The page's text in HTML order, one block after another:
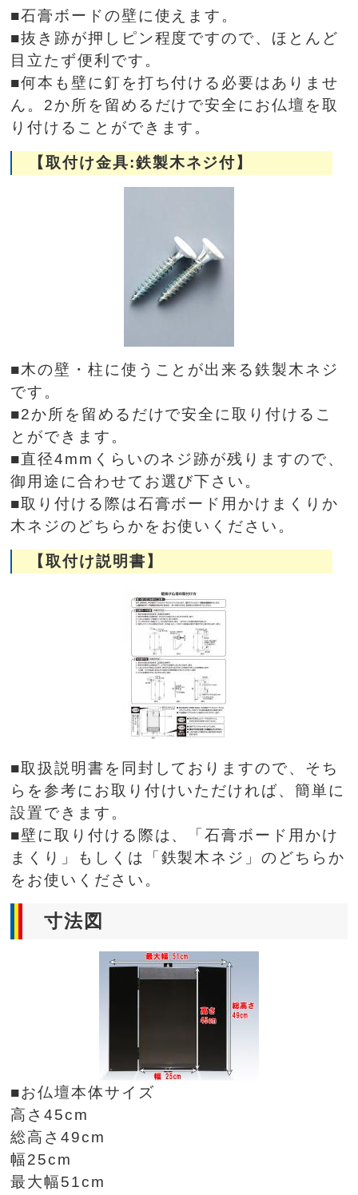
■石膏ボードの壁に使えます。
■抜き跡が押しピン程度ですので、ほとんど
目立たず便利です。
■何本も壁に釘を打ち付ける必要はありませ
ん。2か所を留めるだけで安全にお仏壇を取
り付けることができます。
【取付け金具:鉄製木ネジ付】
■木の壁・柱に使うことが出来る鉄製木ネジ
です。
■2か所を留めるだけで安全に取り付けるこ
とができます。
■直径4mmくらいのネジ跡が残りますので、
御用途に合わせてお選び下さい。
■取り付ける際は石膏ボード用かけまくりか
木ネジのどちらかをお使いください。
【取付け説明書】
■取扱説明書を同封しておりますので、そち
らを参考にお取り付けいただければ、簡単に
設置できます。
■壁に取り付ける際は、「石膏ボード用かけ
まくり」もしくは「鉄製木ネジ」のどちらか
をお使いください。
寸法図
■お仏壇本体サイズ
高さ45cm
総高さ49cm
幅25cm
最大幅51cm